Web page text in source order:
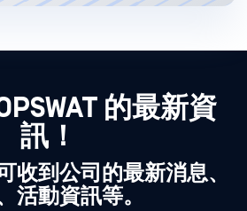
的最新資
訊！
收到公司的最新消息、
活動資訊等。